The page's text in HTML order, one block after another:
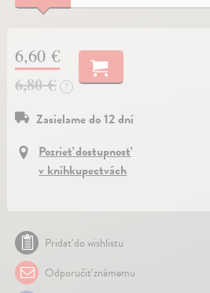
6,60 €
6,80 €
?
Zasielame do 12 dní
Pozrieť dostupnosť
v kníhkupectvách
Pridať do wishlistu
Odporučiť známemu